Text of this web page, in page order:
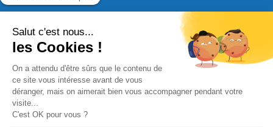
Nous contacter |
Paiement sécurisé